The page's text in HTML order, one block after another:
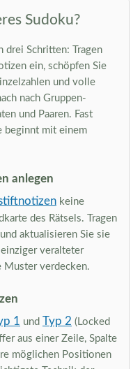
Sudoku?
drei Schritten: Tragen
ein, schöpfen Sie
und volle
nach Gruppen-
und Paaren. Fast
beginnt mit einem
anlegen
keine
des Rätsels. Tragen
aktualisieren Sie sie
veralteter
Muster verdecken.
1 und Typ 2 (Locked
aus einer Zeile, Spalte
möglichen Positionen